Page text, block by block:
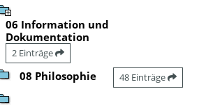
06 Information und
Dokumentation
2 Einträge
08 Philosophie 48 Einträge